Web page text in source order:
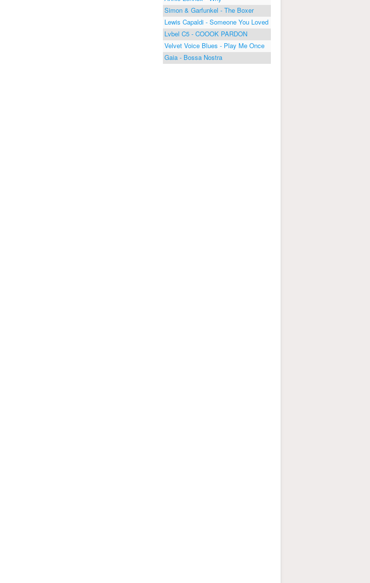
Simon & Garfunkel - The Boxer
Lewis Capaldi - Someone You Loved
Lvbel C5 - COOOK PARDON
Velvet Voice Blues - Play Me Once
Gaia - Bossa Nostra